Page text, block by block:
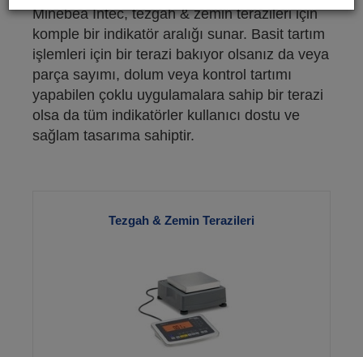
Minebea Intec, tezgah & zemin terazileri için
komple bir indikatör aralığı sunar. Basit tartım
işlemleri için bir terazi bakıyor olsanız da veya
parça sayımı, dolum veya kontrol tartımı
yapabilen çoklu uygulamalara sahip bir terazi
olsa da tüm indikatörler kullanıcı dostu ve
sağlam tasarıma sahiptir.
Tezgah & Zemin Terazileri